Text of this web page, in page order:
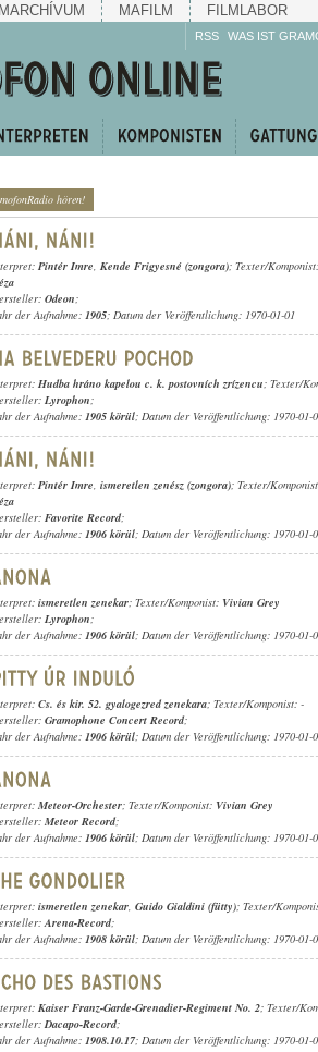
MAFILM FILMLABOR
RSS WAS IST
hören!
Pintér Imre, Kende Frigyesné (zongora); Texter/
Odeon;
der Aufnahme: 1905; Datum der Veröffentlichung: 1970-01-01
Hudba hráno kapelou c. k. postovních zrízencu; Texter/
Lyrophon;
der Aufnahme: 1905 körül; Datum der Veröffentlichung: 1970-01-
Pintér Imre, ismeretlen zenész (zongora); Texter/
Favorite Record;
der Aufnahme: 1906 körül; Datum der Veröffentlichung: 1970-01-
ismeretlen zenekar; Texter/Komponist: Vivian Grey
Lyrophon;
der Aufnahme: 1906 körül; Datum der Veröffentlichung: 1970-01-
Cs. és kir. 52. gyalogezred zenekara; Texter/Komponist: -
Gramophone Concert Record;
der Aufnahme: 1906 körül; Datum der Veröffentlichung: 1970-01-
Meteor-Orchester; Texter/Komponist: Vivian Grey
Meteor Record;
der Aufnahme: 1906 körül; Datum der Veröffentlichung: 1970-01-
ismeretlen zenekar, Guido Gialdini (fütty); Texter/
Arena-Record;
der Aufnahme: 1908 körül; Datum der Veröffentlichung: 1970-01-
Kaiser Franz-Garde-Grenadier-Regiment No. 2; Texter/
Dacapo-Record;
der Aufnahme: 1908.10.17; Datum der Veröffentlichung: 1970-01-